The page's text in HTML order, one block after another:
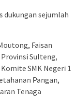
dukungan sejumlah
Faisan
Provinsi Sulteng,
SMK Negeri 1
Pangan,
Tenaga